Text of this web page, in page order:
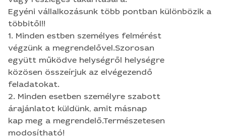
amit másnap kap meg a
megrendelő.Természetesen modosítható! 3.
Minden megrendelésnél szerződést kötünk és
számlát állítunk ki!! 4. Biztosítással rendelkezünk!!
Tisztelettel: Szarkali Tamás E.V Higiéniai project
manager
Egyéni vállalkozásunk több pontban különbözik a
többitől!!
1. Minden estben személyes felmérést
végzünk a megrendelővel.Szorosan
együtt működve helységről helységre
közösen összeírjuk az elvégezendő
feladatokat.
2. Minden esetben személyre szabott
árajánlatot küldünk, amit másnap
kap meg a megrendelő.Természetesen
modosítható!